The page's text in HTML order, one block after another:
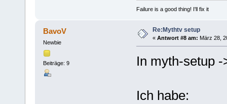
Failure is a good thing! I'll fix it
BavoV
Newbie
Beiträge: 9
Re:Mythtv setup
« Antwort #8 am: März 28,
In myth-setup
Ich habe: